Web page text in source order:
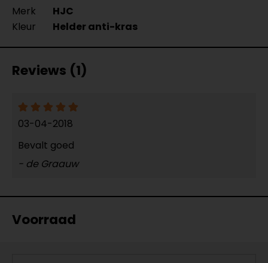
Merk
HJC
Kleur
Helder anti-kras
Reviews (1)
03-04-2018
Bevalt goed
- de Graauw
Voorraad